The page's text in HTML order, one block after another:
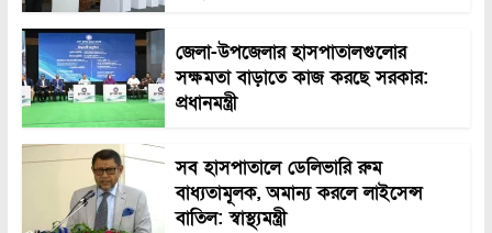
জেলা-উপজেলার হাসপাতালগুলোর
সক্ষমতা বাড়াতে কাজ করছে সরকার:
প্রধানমন্ত্রী
সব হাসপাতালে ডেলিভারি রুম
বাধ্যতামূলক, অমান্য করলে লাইসেন্স
বাতিল: স্বাস্থ্যমন্ত্রী